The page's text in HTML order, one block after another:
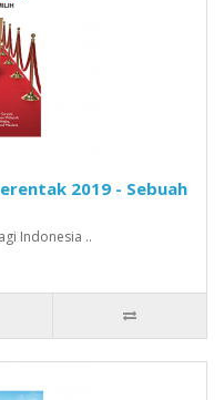
2019 - Sebuah
Indonesia ..